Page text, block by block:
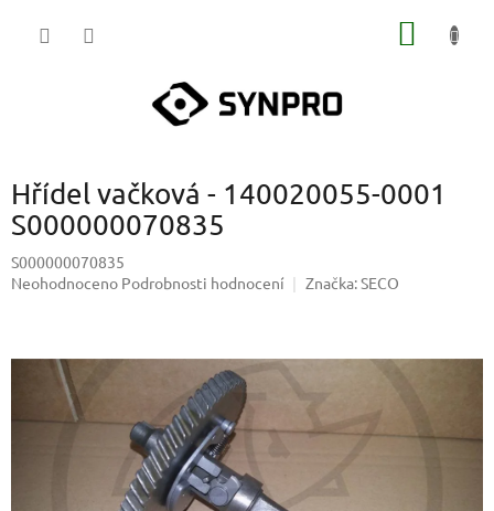
Hřídel vačková - 140020055-0001
S000000070835
S000000070835
Průměrné
hvězdiček.
Neohodnoceno Podrobnosti hodnocení Značka:SECO